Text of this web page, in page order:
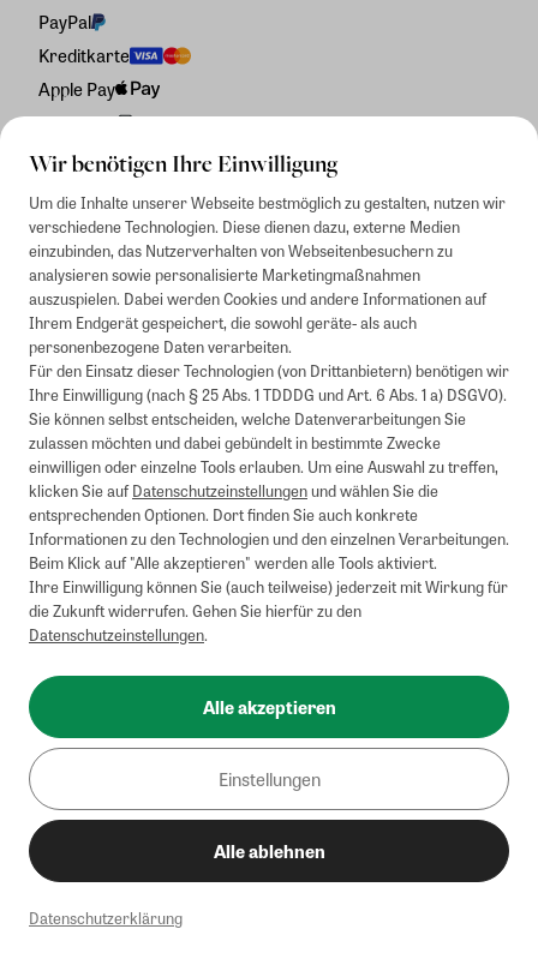
Wir benötigen Ihre Einwilligung
Um die Inhalte unserer Webseite bestmöglich zu gestalten, nutzen wir
verschiedene Technologien. Diese dienen dazu, externe Medien
einzubinden, das Nutzerverhalten von Webseitenbesuchern zu
analysieren sowie personalisierte Marketingmaßnahmen
auszuspielen. Dabei werden Cookies und andere Informationen auf
Ihrem Endgerät gespeichert, die sowohl geräte- als auch
personenbezogene Daten verarbeiten.
Für den Einsatz dieser Technologien (von Drittanbietern) benötigen wir
Ihre Einwilligung (nach § 25 Abs. 1 TDDDG und Art. 6 Abs. 1 a) DSGVO).
Sie können selbst entscheiden, welche Datenverarbeitungen Sie
zulassen möchten und dabei gebündelt in bestimmte Zwecke
einwilligen oder einzelne Tools erlauben. Um eine Auswahl zu treffen,
klicken Sie aufDatenschutzeinstellungenund wählen Sie die
entsprechenden Optionen. Dort finden Sie auch konkrete
Informationen zu den Technologien und den einzelnen Verarbeitungen.
Beim Klick auf "Alle akzeptieren" werden alle Tools aktiviert.
Ihre Einwilligung können Sie (auch teilweise) jederzeit mit Wirkung für
die Zukunft widerrufen. Gehen Sie hierfür zu den
Datenschutzeinstellungen.
Alle akzeptieren
Einstellungen
Alle ablehnen
Datenschutzerklärung
PayPal
Kreditkarte
Apple Pay
Rechnung